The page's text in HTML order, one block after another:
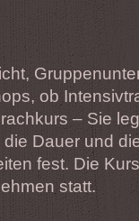
ob
– Sie
Dauer und
fest. Die
statt.